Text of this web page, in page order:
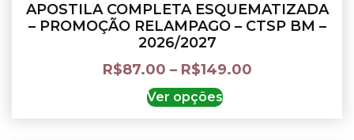
APOSTILA COMPLETA ESQUEMATIZADA
– PROMOÇÃO RELAMPAGO – CTSP BM –
2026/2027
R$87.00 – R$149.00
Ver opções